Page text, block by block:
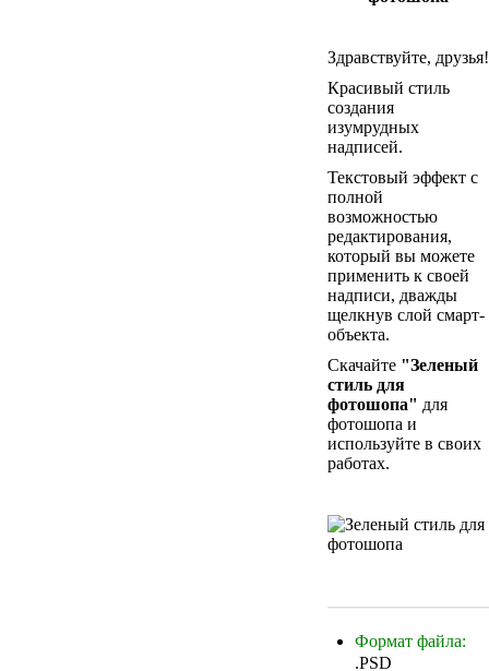
Здравствуйте, друзья!
Красивый стиль
создания
изумрудных
надписей.
Текстовый эффект с
полной
возможностью
редактирования,
который вы можете
применить к своей
надписи, дважды
щелкнув слой смарт-
объекта.
Скачайте "Зеленый
стиль для
фотошопа" для
фотошопа и
используйте в своих
работах.
Формат файла:
.PSD